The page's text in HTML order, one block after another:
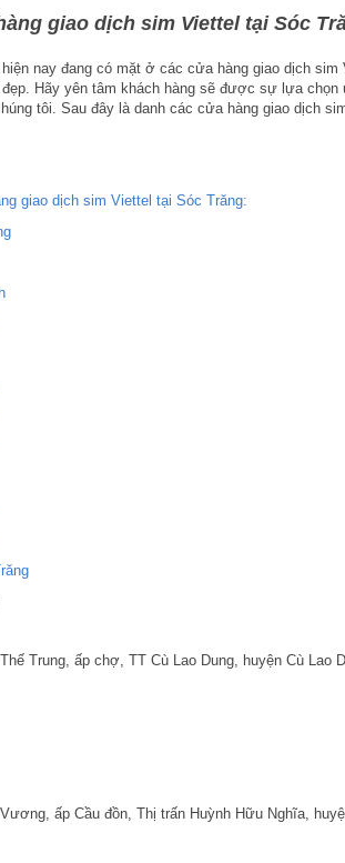
giao dịch sim Viettel tại Sóc
nay đang có mặt ở các cửa hàng giao dịch sim
Hãy yên tâm khách hàng sẽ được sự lựa
tôi. Sau đây là danh các cửa hàng giao dịch
giao dịch sim Viettel tại Sóc Trăng:
Trung, ấp chợ, TT Cù Lao Dung, huyện Cù Lao
ấp Cầu đồn, Thị trấn Huỳnh Hữu Nghĩa,